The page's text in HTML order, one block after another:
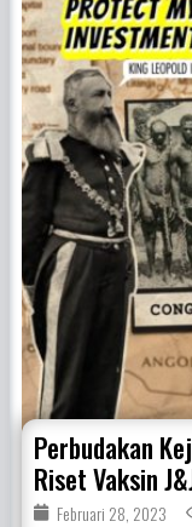
Perbudakan
Riset Vaksin
Februari 28, 2023